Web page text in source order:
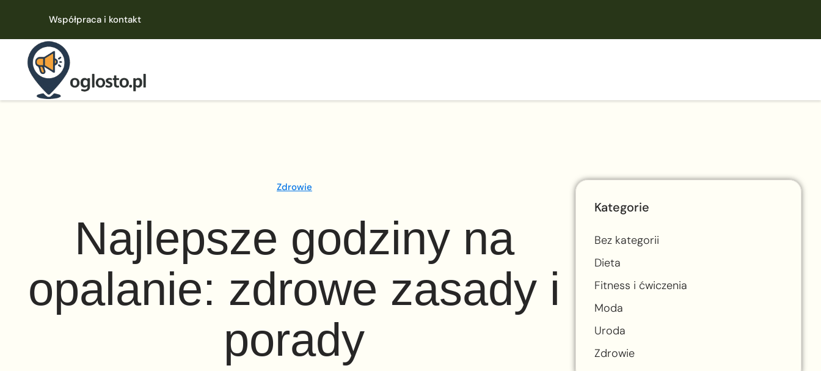
Współpraca i kontakt
Zdrowie
Najlepsze godziny na
opalanie: zdrowe zasady i
porady
Kategorie
Bez kategorii
Dieta
Fitness i ćwiczenia
Moda
Uroda
Zdrowie